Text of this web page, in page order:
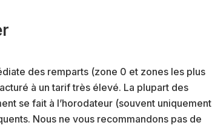
des remparts (zone 0 et zones les plus
à un tarif très élevé. La plupart des
se fait à l’horodateur (souvent uniquement
Nous ne vous recommandons pas de